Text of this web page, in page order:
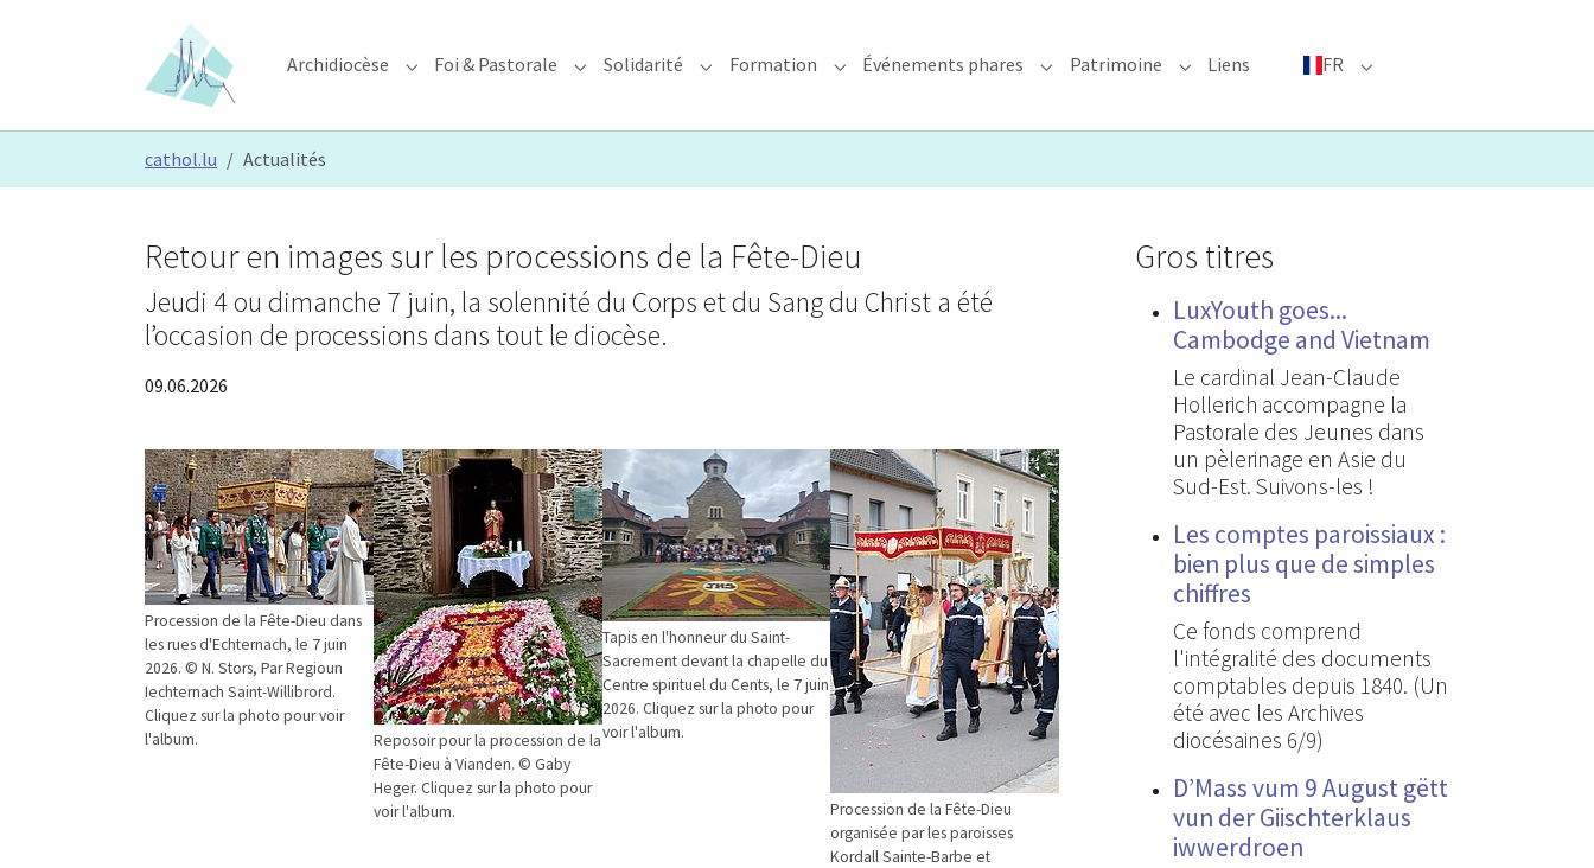
Archidiocèse Submenu for "Archidiocèse"
Foi & Pastorale Submenu for "Foi & Pastorale"
Solidarité Submenu for "Solidarité"
Formation Submenu for "Formation"
Événements phares Submenu for "Événements phares"
Patrimoine Submenu for "Patrimoine"
Liens FR Submenu for "FR"
cathol.lu Actualités
Procession de la Fête-Dieu dans
les rues d'Echternach, le 7 juin
2026. © N. Stors, Par Regioun
Iechternach Saint-Willibrord.
Cliquez sur la photo pour voir
l'album.
Reposoir pour la procession de la
Fête-Dieu à Vianden. © Gaby
Heger. Cliquez sur la photo pour
voir l'album.
Tapis en l'honneur du Saint-
Sacrement devant la chapelle du
Centre spirituel du Cents, le 7 juin
2026. Cliquez sur la photo pour
voir l'album.
Procession de la Fête-Dieu
organisée par les paroisses
Kordall Sainte-Barbe et
Retour en images sur les processions de la Fête-Dieu
Jeudi 4 ou dimanche 7 juin, la solennité du Corps et du Sang du Christ a été
l’occasion de processions dans tout le diocèse.
09.06.2026
Gros titres
LuxYouth goes...
Cambodge and Vietnam
Le cardinal Jean-Claude
Hollerich accompagne la
Pastorale des Jeunes dans
un pèlerinage en Asie du
Sud-Est. Suivons-les !
Les comptes paroissiaux :
bien plus que de simples
chiffres
Ce fonds comprend
l'intégralité des documents
comptables depuis 1840. (Un
été avec les Archives
diocésaines 6/9)
D’Mass vum 9 August gëtt
vun der Giischterklaus
iwwerdroen